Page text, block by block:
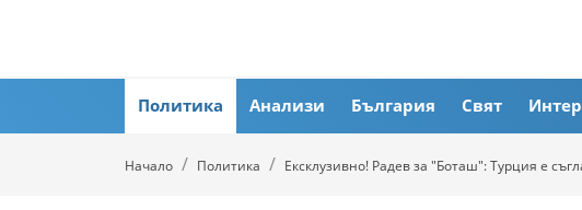
Политика Анализи България Свят
Начало Политика Ексклузивно! Радев за "Боташ": Турция е